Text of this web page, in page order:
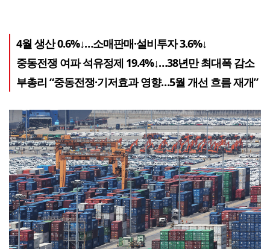
4월 생산 0.6%↓…소매판매·설비투자 3.6%↓
중동전쟁 여파 석유정제 19.4%↓…38년만 최대폭 감소
부총리 “중동전쟁·기저효과 영향…5월 개선 흐름 재개”